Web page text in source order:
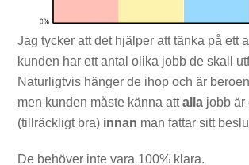
Jag tycker att det hjälper att tänka på ett
kunden har ett antal olika jobb de skall
Naturligtvis hänger de ihop och är
men kunden måste känna attalla jobb är
(tillräckligt bra) innan man fattar sitt
De behöver inte vara 100% klara.